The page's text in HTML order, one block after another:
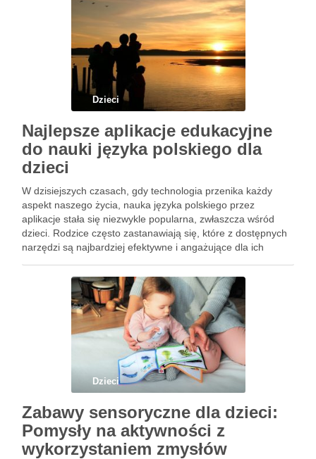
Dzieci
Najlepsze aplikacje edukacyjne
do nauki języka polskiego dla
dzieci
W dzisiejszych czasach, gdy technologia przenika każdy
aspekt naszego życia, nauka języka polskiego przez
aplikacje stała się niezwykle popularna, zwłaszcza wśród
dzieci. Rodzice często zastanawiają się, które z dostępnych
narzędzi są najbardziej efektywne i angażujące dla ich
materiały mogą w znacznym stopniu ułatwić …
Dzieci
Zabawy sensoryczne dla dzieci:
Pomysły na aktywności z
wykorzystaniem zmysłów